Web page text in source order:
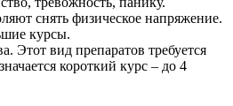
снять физическое напряжение.
курсы.
Этот вид препаратов требуется
короткий курс – до 4